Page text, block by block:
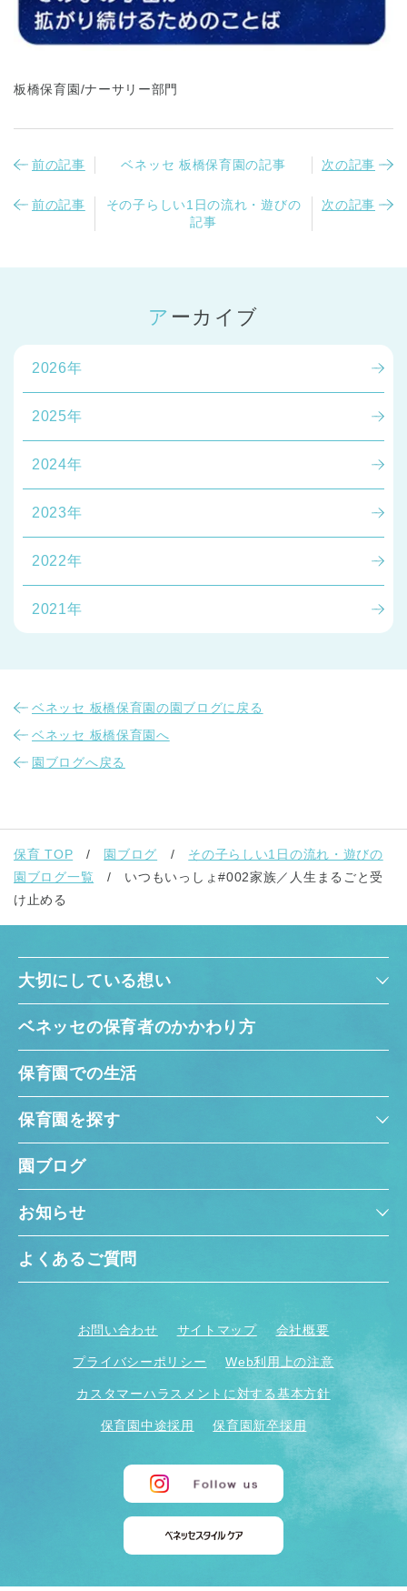
千葉県 全域
板橋保育園/ナーサリー部門
前の記事 ベネッセ 板橋保育園の記事 次の記事
前の記事
その子らしい1日の流れ・遊びの
記事
次の記事
アーカイブ
2026年
2025年
2024年
2023年
2022年
2021年
ベネッセ 板橋保育園の園ブログに戻る
ベネッセ 板橋保育園へ
園ブログへ戻る
保育 TOP 園ブログ
その子らしい1日の流れ・遊びの
園ブログ一覧
いつもいっしょ#002家族／人生まるごと受
け止める
大切にしている想い
ベネッセの保育者のかかわり方
保育園での生活
保育園を探す
園ブログ
お知らせ
よくあるご質問
お問い合わせ サイトマップ 会社概要
プライバシーポリシー Web利用上の注意
カスタマーハラスメントに対する基本方針
保育園中途採用 保育園新卒採用